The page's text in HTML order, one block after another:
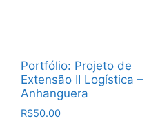
Portfólio: Projeto de
Extensão II Logística –
Anhanguera
R$50.00